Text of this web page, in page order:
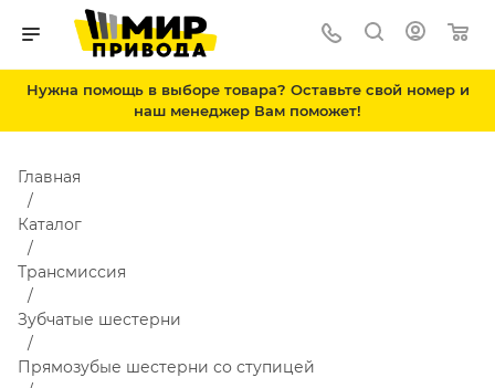
Нужна помощь в выборе товара? Оставьте свой номер и
наш менеджер Вам поможет!
Главная
Каталог
Трансмиссия
Зубчатые шестерни
Прямозубые шестерни со ступицей